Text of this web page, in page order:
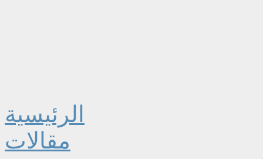
الرئيسية
مقالات